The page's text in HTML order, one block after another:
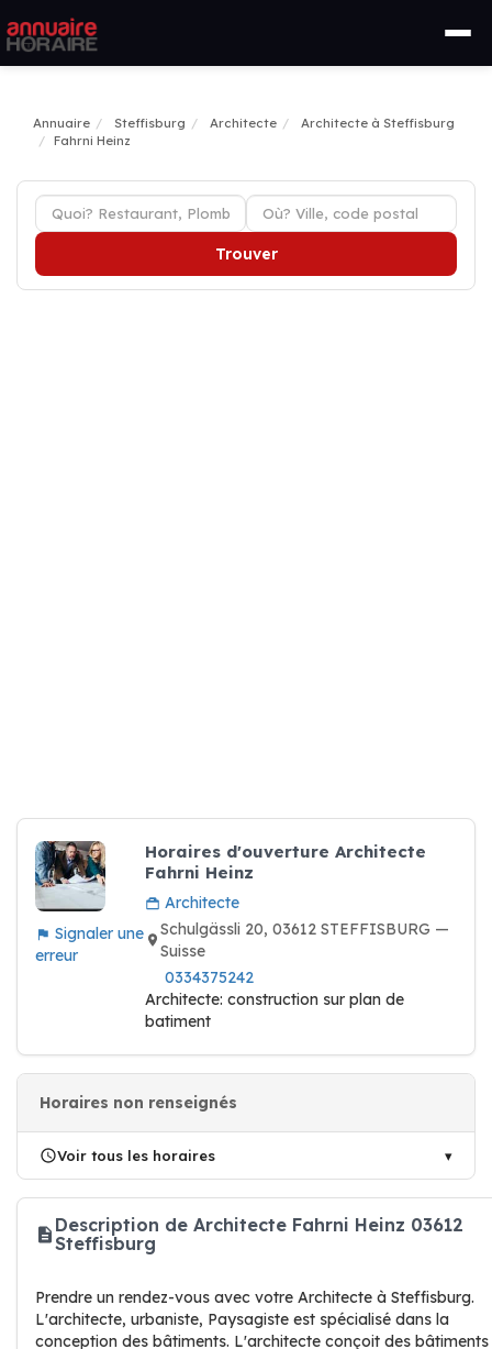
Annuaire Steffisburg Architecte
Architecte à Steffisburg
Fahrni Heinz
Trouver
Signaler une
erreur
Horaires d'ouverture Architecte
Fahrni Heinz
Architecte
Schulgässli 20, 03612 STEFFISBURG —
Suisse
0334375242
Architecte: construction sur plan de
batiment
Horaires non renseignés
Voir tous les horaires
Description de Architecte Fahrni Heinz 03612
Steffisburg
Prendre un rendez-vous avec votre Architecte à Steffisburg.
L'architecte, urbaniste, Paysagiste est spécialisé dans la
conception des bâtiments. L'architecte conçoit des bâtiments